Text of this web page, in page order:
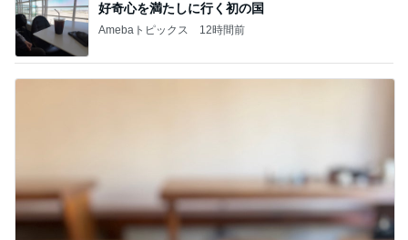
好奇心を満たしに行く初の国
Amebaトピックス 12時間前